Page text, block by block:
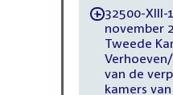
-32500-
november
Tweede
van de
kamers